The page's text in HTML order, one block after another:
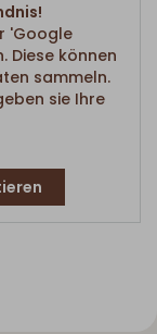
'Google
Diese können
sammeln.
sie Ihre